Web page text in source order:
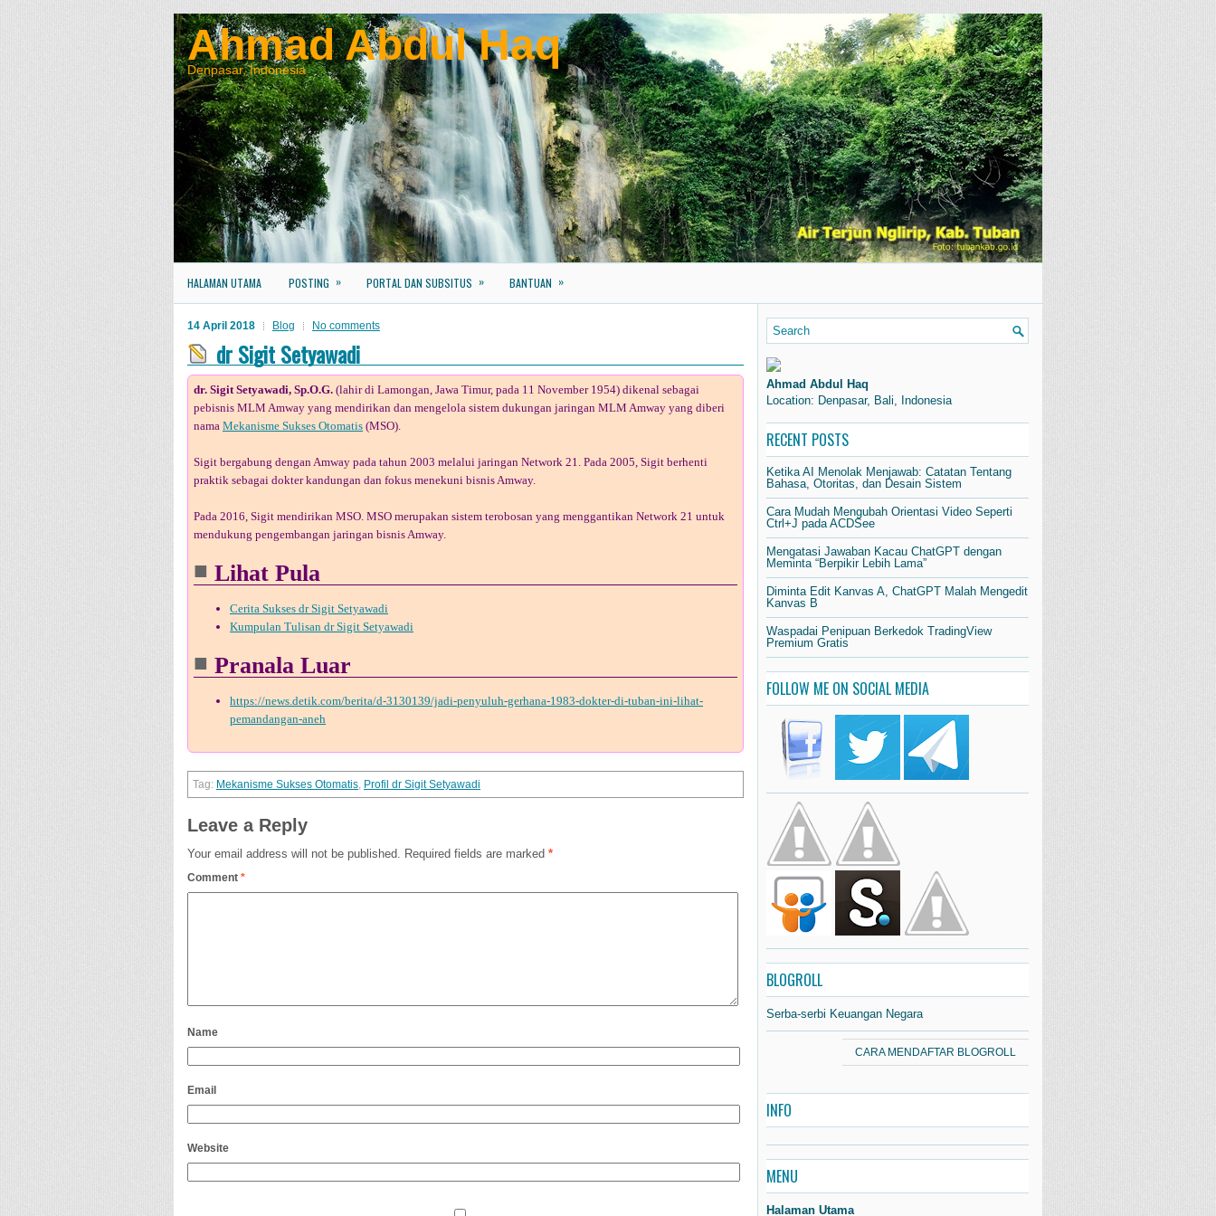
Ahmad Abdul Haq
Denpasar, Indonesia
HALAMAN UTAMA POSTING » PORTAL DAN SUBSITUS » BANTUAN »
14 April 2018 Blog No comments
dr Sigit Setyawadi
dr. Sigit Setyawadi, Sp.O.G. (lahir di Lamongan, Jawa Timur, pada 11 November 1954) dikenal sebagai
pebisnis MLM Amway yang mendirikan dan mengelola sistem dukungan jaringan MLM Amway yang diberi
nama Mekanisme Sukses Otomatis (MSO).
Sigit bergabung dengan Amway pada tahun 2003 melalui jaringan Network 21. Pada 2005, Sigit berhenti
praktik sebagai dokter kandungan dan fokus menekuni bisnis Amway.
Pada 2016, Sigit mendirikan MSO. MSO merupakan sistem terobosan yang menggantikan Network 21 untuk
mendukung pengembangan jaringan bisnis Amway.
Lihat Pula
Cerita Sukses dr Sigit Setyawadi
Kumpulan Tulisan dr Sigit Setyawadi
Pranala Luar
https://news.detik.com/berita/d-3130139/jadi-penyuluh-gerhana-1983-dokter-di-tuban-ini-lihat-
pemandangan-aneh
Mekanisme Sukses Otomatis, Profil dr Sigit Setyawadi
Leave a Reply
Your email address will not be published. Required fields are marked *
Comment *
Name
Email
Website
Ahmad Abdul Haq
Location: Denpasar, Bali, Indonesia
RECENT POSTS
Ketika AI Menolak Menjawab: Catatan Tentang
Bahasa, Otoritas, dan Desain Sistem
Cara Mudah Mengubah Orientasi Video Seperti
Ctrl+J pada ACDSee
Mengatasi Jawaban Kacau ChatGPT dengan
Meminta “Berpikir Lebih Lama”
Diminta Edit Kanvas A, ChatGPT Malah Mengedit
Kanvas B
Waspadai Penipuan Berkedok TradingView
Premium Gratis
FOLLOW ME ON SOCIAL MEDIA
BLOGROLL
Serba-serbi Keuangan Negara
CARA MENDAFTAR BLOGROLL
INFO
MENU
Halaman Utama